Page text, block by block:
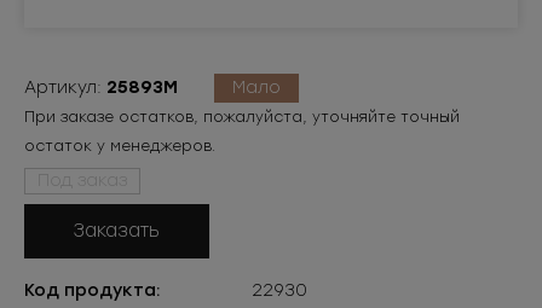
Артикул: 2589ЗМ Мало
При заказе остатков, пожалуйста, уточняйте точный
остаток у менеджеров.
Под заказ
Заказать
Код продукта:
22930